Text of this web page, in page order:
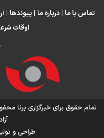
اینفو برنا/ میزان مالیات
تماس با ما | درباره ما | پیوندها |
اوقات
تمام حقوق برای خبرگزاری برنا
طراحی و